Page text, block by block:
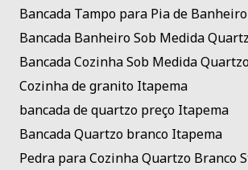
Bancada Tampo para Pia de
Bancada Banheiro Sob Medida
Bancada Cozinha Sob Medida
Cozinha de granito Itapema
bancada de quartzo preço Itapema
Bancada Quartzo branco Itapema
Pedra para Cozinha Quartzo Branco